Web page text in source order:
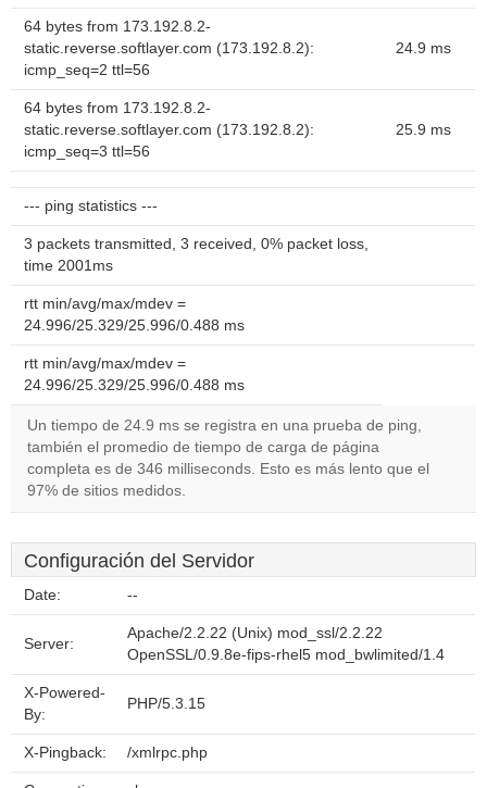
64 bytes from 173.192.8.2-
static.reverse.softlayer.com (173.192.8.2):
icmp_seq=2 ttl=56
24.9 ms
64 bytes from 173.192.8.2-
static.reverse.softlayer.com (173.192.8.2):
icmp_seq=3 ttl=56
25.9 ms
--- ping statistics ---
3 packets transmitted, 3 received, 0% packet loss,
time 2001ms
rtt min/avg/max/mdev =
24.996/25.329/25.996/0.488 ms
rtt min/avg/max/mdev =
24.996/25.329/25.996/0.488 ms
Un tiempo de 24.9 ms se registra en una prueba de ping,
también el promedio de tiempo de carga de página
completa es de 346 milliseconds. Esto es más lento que el
97% de sitios medidos.
Configuración del Servidor
Date: --
Server:
Apache/2.2.22 (Unix) mod_ssl/2.2.22
OpenSSL/0.9.8e-fips-rhel5 mod_bwlimited/1.4
X-Powered-
By:
PHP/5.3.15
X-Pingback: /xmlrpc.php